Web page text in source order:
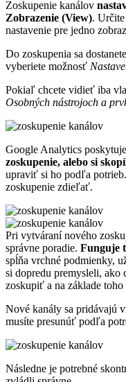
Zoskupenie kanálov
Zobrazenie (View).
nastavenie pre jedno
Do zoskupenia sa
vyberiete možnosť
Pokiaľ chcete vidieť iba
Osobných nástrojoch a
Google Analytics
zoskupenie, alebo si
upraviť si ho podľa
zoskupenie zdieľať.
Pri vytváraní nového
správne poradie. Funguje
spĺňa vrchné podmienky,
si dopredu premysleli, ako
zoskupiť a na základe
Nové kanály sa pridávajú
musíte presunúť podľa
Následne je potrebné